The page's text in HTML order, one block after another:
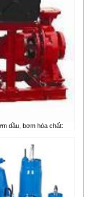
dầu, bơm hóa chất: